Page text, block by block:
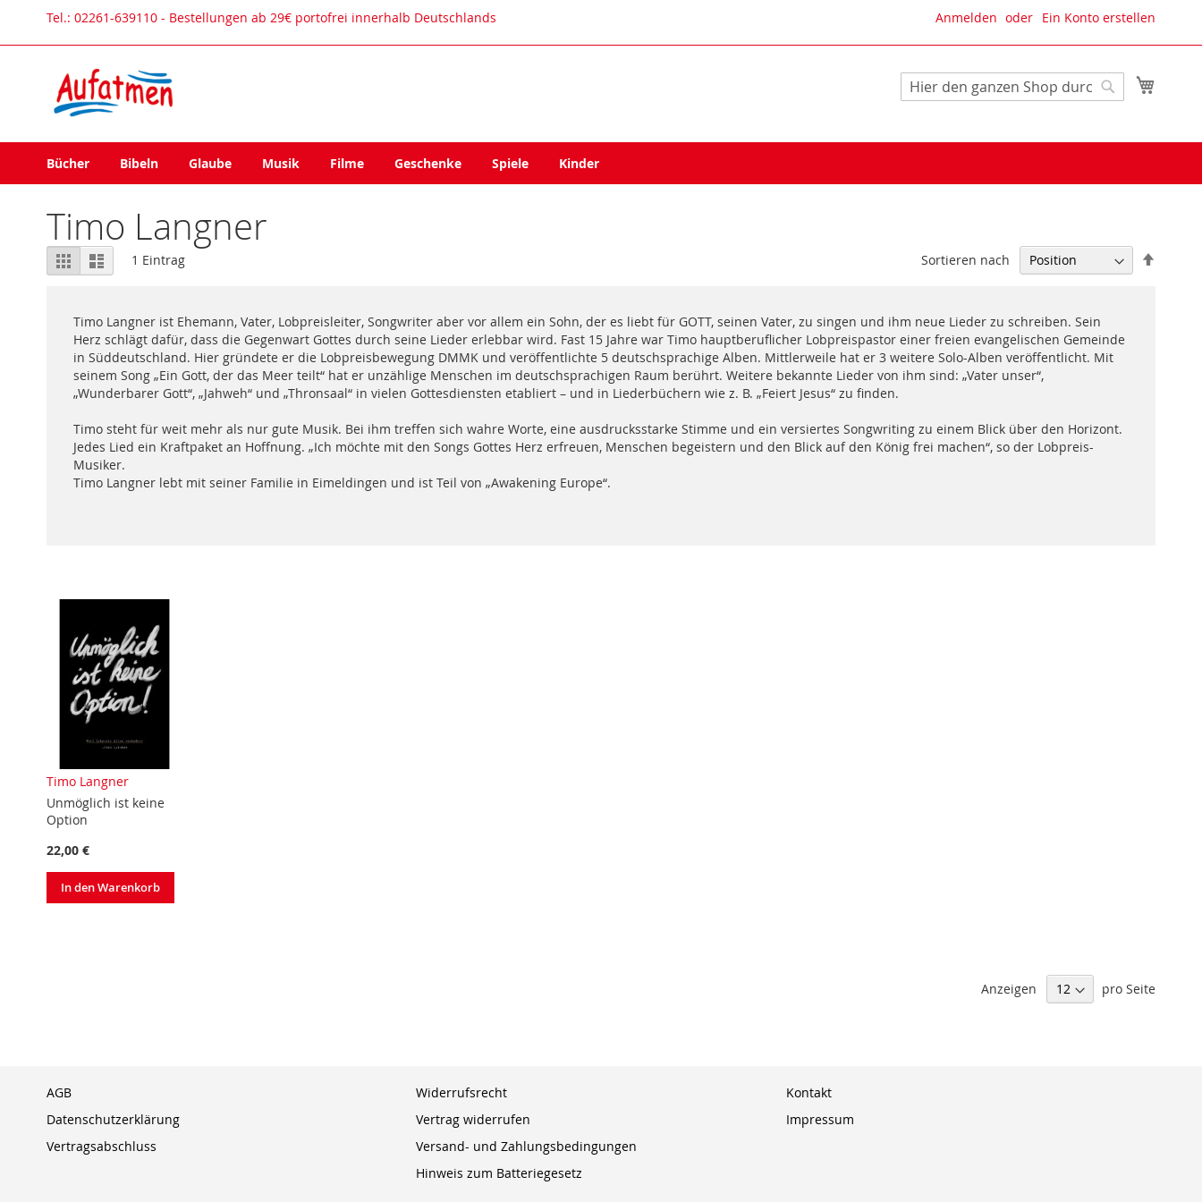
Direkt
Anmelden Ein Konto erstellen
Tel.: 02261-639110 - Bestellungen ab 29€ portofrei innerhalb Deutschlands
Suche
Bücher Bibeln Glaube Musik Filme Geschenke Spiele Kinder
Timo Langner
Timo Langner ist Ehemann, Vater, Lobpreisleiter, Songwriter aber vor allem ein Sohn, der es liebt für GOTT, seinen Vater, zu singen und ihm neue Lieder zu schreiben. Sein
Herz schlägt dafür, dass die Gegenwart Gottes durch seine Lieder erlebbar wird. Fast 15 Jahre war Timo hauptberuflicher Lobpreispastor einer freien evangelischen Gemeinde
in Süddeutschland. Hier gründete er die Lobpreisbewegung DMMK und veröffentlichte 5 deutschsprachige Alben. Mittlerweile hat er 3 weitere Solo-Alben veröffentlicht. Mit
seinem Song „Ein Gott, der das Meer teilt“ hat er unzählige Menschen im deutschsprachigen Raum berührt. Weitere bekannte Lieder von ihm sind: „Vater unser“,
„Wunderbarer Gott“, „Jahweh“ und „Thronsaal“ in vielen Gottesdiensten etabliert – und in Liederbüchern wie z. B. „Feiert Jesus“ zu finden.
Timo steht für weit mehr als nur gute Musik. Bei ihm treffen sich wahre Worte, eine ausdrucksstarke Stimme und ein versiertes Songwriting zu einem Blick über den Horizont.
Jedes Lied ein Kraftpaket an Hoffnung. „Ich möchte mit den Songs Gottes Herz erfreuen, Menschen begeistern und den Blick auf den König frei machen“, so der Lobpreis-
Musiker.
Timo Langner lebt mit seiner Familie in Eimeldingen und ist Teil von „Awakening Europe“.
Ansicht
als
RasterListe 1 Eintrag Sortieren nach
Timo Langner
Unmöglich ist keine
Option
22,00 €
In den Warenkorb
Anzeigen pro Seite
AGB
Datenschutzerklärung
Vertragsabschluss
Widerrufsrecht
Vertrag widerrufen
Versand- und Zahlungsbedingungen
Hinweis zum Batteriegesetz
Kontakt
Impressum